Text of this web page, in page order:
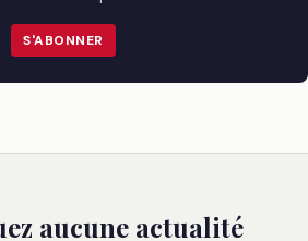
S'ABONNER
aucune actualité